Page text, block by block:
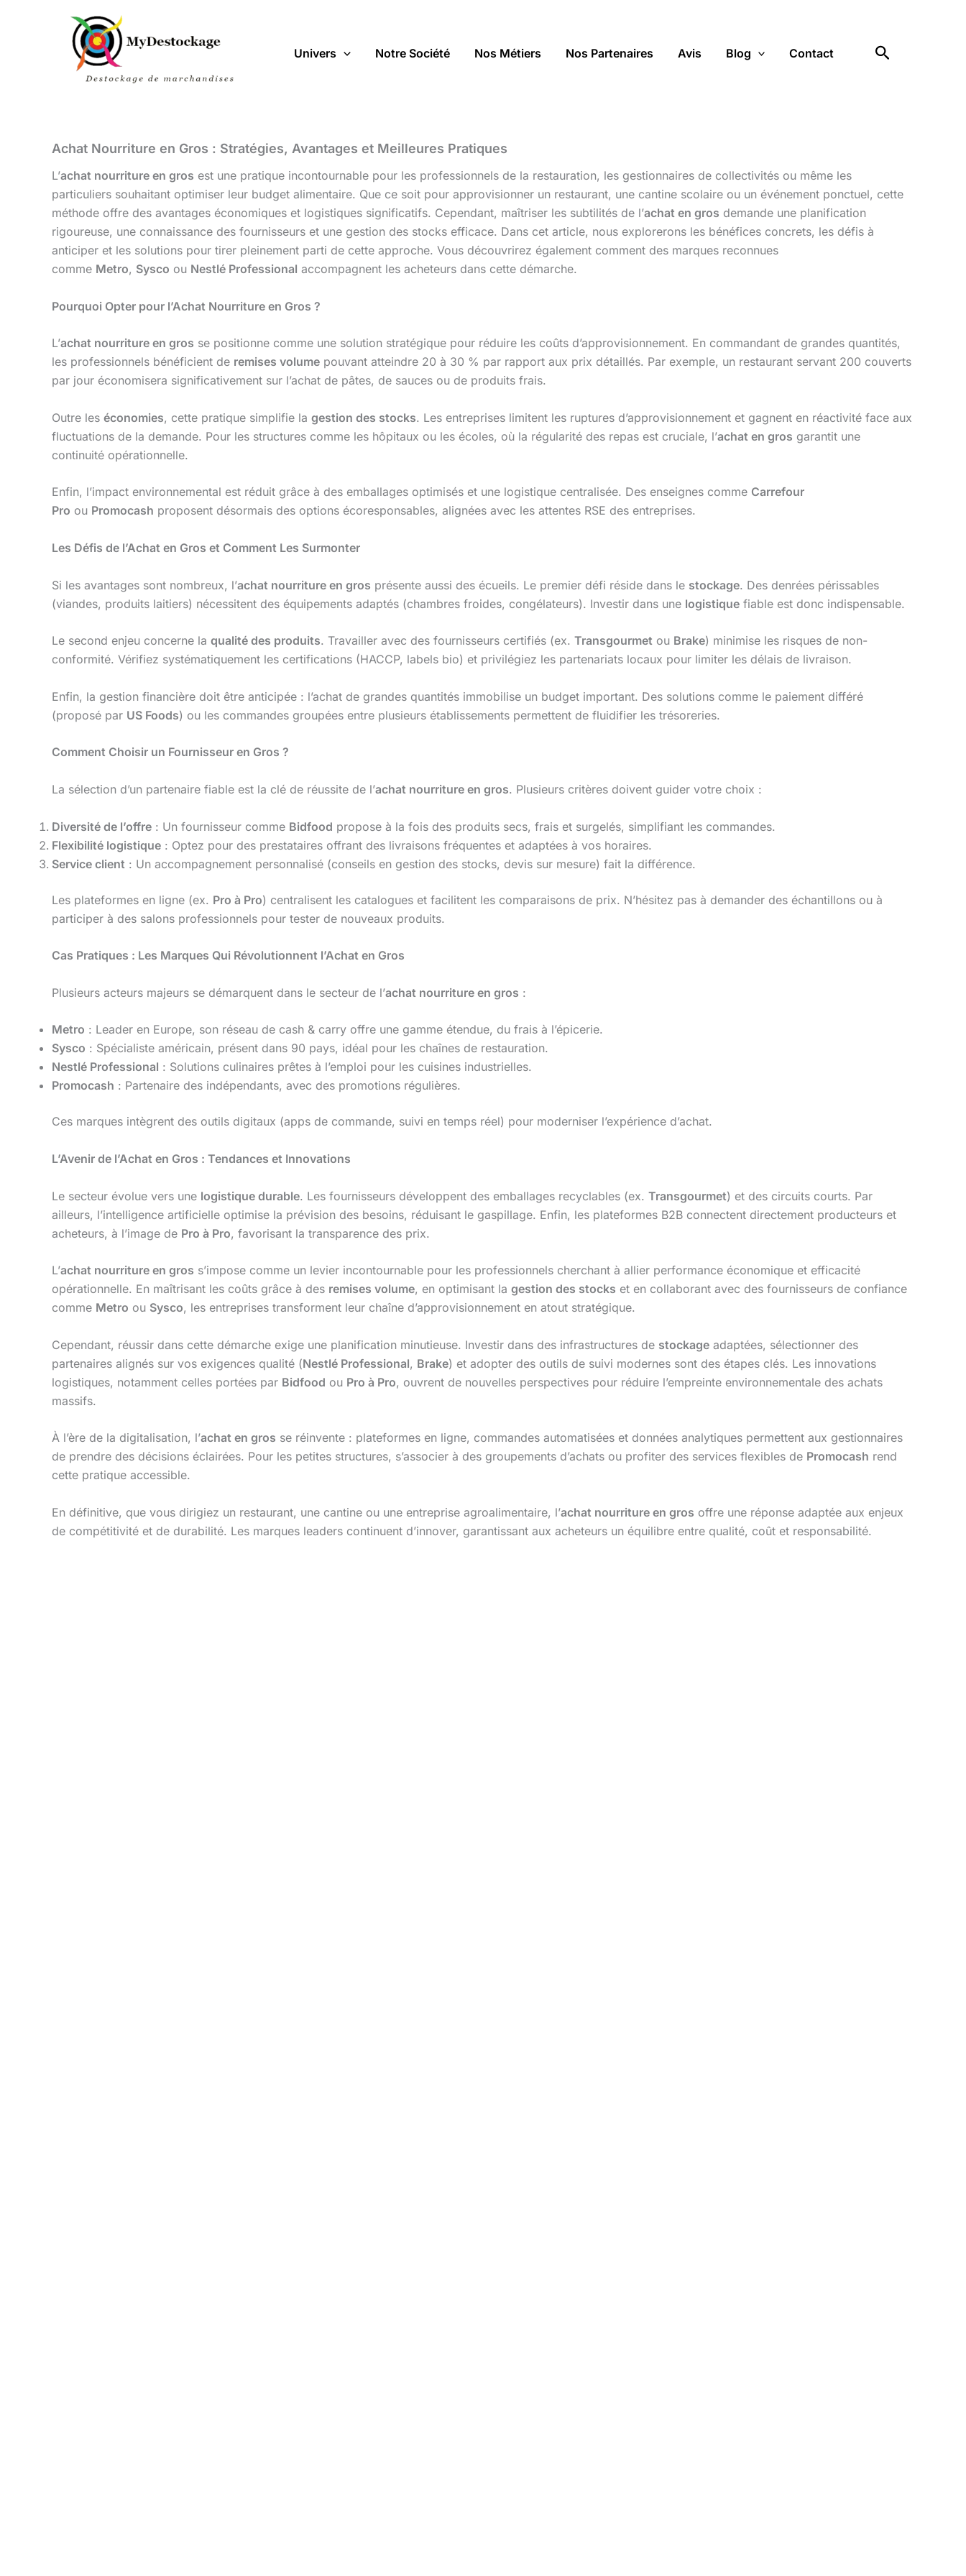
Univers Notre Société Nos Métiers Nos Partenaires Avis Blog Contact Rechercher
Achat Nourriture en Gros : Stratégies, Avantages et Meilleures Pratiques
L’achat nourriture en gros est une pratique incontournable pour les professionnels de la restauration, les gestionnaires de collectivités ou même les
particuliers souhaitant optimiser leur budget alimentaire. Que ce soit pour approvisionner un restaurant, une cantine scolaire ou un événement ponctuel, cette
méthode offre des avantages économiques et logistiques significatifs. Cependant, maîtriser les subtilités de l’achat en gros demande une planification
rigoureuse, une connaissance des fournisseurs et une gestion des stocks efficace. Dans cet article, nous explorerons les bénéfices concrets, les défis à
anticiper et les solutions pour tirer pleinement parti de cette approche. Vous découvrirez également comment des marques reconnues
comme Metro, Sysco ou Nestlé Professional accompagnent les acheteurs dans cette démarche.
Pourquoi Opter pour l’Achat Nourriture en Gros ?
L’achat nourriture en gros se positionne comme une solution stratégique pour réduire les coûts d’approvisionnement. En commandant de grandes quantités,
les professionnels bénéficient de remises volume pouvant atteindre 20 à 30 % par rapport aux prix détaillés. Par exemple, un restaurant servant 200 couverts
par jour économisera significativement sur l’achat de pâtes, de sauces ou de produits frais.
Outre les économies, cette pratique simplifie la gestion des stocks. Les entreprises limitent les ruptures d’approvisionnement et gagnent en réactivité face aux
fluctuations de la demande. Pour les structures comme les hôpitaux ou les écoles, où la régularité des repas est cruciale, l’achat en gros garantit une
continuité opérationnelle.
Enfin, l’impact environnemental est réduit grâce à des emballages optimisés et une logistique centralisée. Des enseignes comme Carrefour
Pro ou Promocash proposent désormais des options écoresponsables, alignées avec les attentes RSE des entreprises.
Les Défis de l’Achat en Gros et Comment Les Surmonter
Si les avantages sont nombreux, l’achat nourriture en gros présente aussi des écueils. Le premier défi réside dans le stockage. Des denrées périssables
(viandes, produits laitiers) nécessitent des équipements adaptés (chambres froides, congélateurs). Investir dans une logistique fiable est donc indispensable.
Le second enjeu concerne la qualité des produits. Travailler avec des fournisseurs certifiés (ex. Transgourmet ou Brake) minimise les risques de non-
conformité. Vérifiez systématiquement les certifications (HACCP, labels bio) et privilégiez les partenariats locaux pour limiter les délais de livraison.
Enfin, la gestion financière doit être anticipée : l’achat de grandes quantités immobilise un budget important. Des solutions comme le paiement différé
(proposé par US Foods) ou les commandes groupées entre plusieurs établissements permettent de fluidifier les trésoreries.
Comment Choisir un Fournisseur en Gros ?
La sélection d’un partenaire fiable est la clé de réussite de l’achat nourriture en gros. Plusieurs critères doivent guider votre choix :
Diversité de l’offre : Un fournisseur comme Bidfood propose à la fois des produits secs, frais et surgelés, simplifiant les commandes.
Flexibilité logistique : Optez pour des prestataires offrant des livraisons fréquentes et adaptées à vos horaires.
Service client : Un accompagnement personnalisé (conseils en gestion des stocks, devis sur mesure) fait la différence.
Les plateformes en ligne (ex. Pro à Pro) centralisent les catalogues et facilitent les comparaisons de prix. N’hésitez pas à demander des échantillons ou à
participer à des salons professionnels pour tester de nouveaux produits.
Cas Pratiques : Les Marques Qui Révolutionnent l’Achat en Gros
Plusieurs acteurs majeurs se démarquent dans le secteur de l’achat nourriture en gros :
Metro : Leader en Europe, son réseau de cash & carry offre une gamme étendue, du frais à l’épicerie.
Sysco : Spécialiste américain, présent dans 90 pays, idéal pour les chaînes de restauration.
Nestlé Professional : Solutions culinaires prêtes à l’emploi pour les cuisines industrielles.
Promocash : Partenaire des indépendants, avec des promotions régulières.
Ces marques intègrent des outils digitaux (apps de commande, suivi en temps réel) pour moderniser l’expérience d’achat.
L’Avenir de l’Achat en Gros : Tendances et Innovations
Le secteur évolue vers une logistique durable. Les fournisseurs développent des emballages recyclables (ex. Transgourmet) et des circuits courts. Par
ailleurs, l’intelligence artificielle optimise la prévision des besoins, réduisant le gaspillage. Enfin, les plateformes B2B connectent directement producteurs et
acheteurs, à l’image de Pro à Pro, favorisant la transparence des prix.
L’achat nourriture en gros s’impose comme un levier incontournable pour les professionnels cherchant à allier performance économique et efficacité
opérationnelle. En maîtrisant les coûts grâce à des remises volume, en optimisant la gestion des stocks et en collaborant avec des fournisseurs de confiance
comme Metro ou Sysco, les entreprises transforment leur chaîne d’approvisionnement en atout stratégique.
Cependant, réussir dans cette démarche exige une planification minutieuse. Investir dans des infrastructures de stockage adaptées, sélectionner des
partenaires alignés sur vos exigences qualité (Nestlé Professional, Brake) et adopter des outils de suivi modernes sont des étapes clés. Les innovations
logistiques, notamment celles portées par Bidfood ou Pro à Pro, ouvrent de nouvelles perspectives pour réduire l’empreinte environnementale des achats
massifs.
À l’ère de la digitalisation, l’achat en gros se réinvente : plateformes en ligne, commandes automatisées et données analytiques permettent aux gestionnaires
de prendre des décisions éclairées. Pour les petites structures, s’associer à des groupements d’achats ou profiter des services flexibles de Promocash rend
cette pratique accessible.
En définitive, que vous dirigiez un restaurant, une cantine ou une entreprise agroalimentaire, l’achat nourriture en gros offre une réponse adaptée aux enjeux
de compétitivité et de durabilité. Les marques leaders continuent d’innover, garantissant aux acheteurs un équilibre entre qualité, coût et responsabilité.